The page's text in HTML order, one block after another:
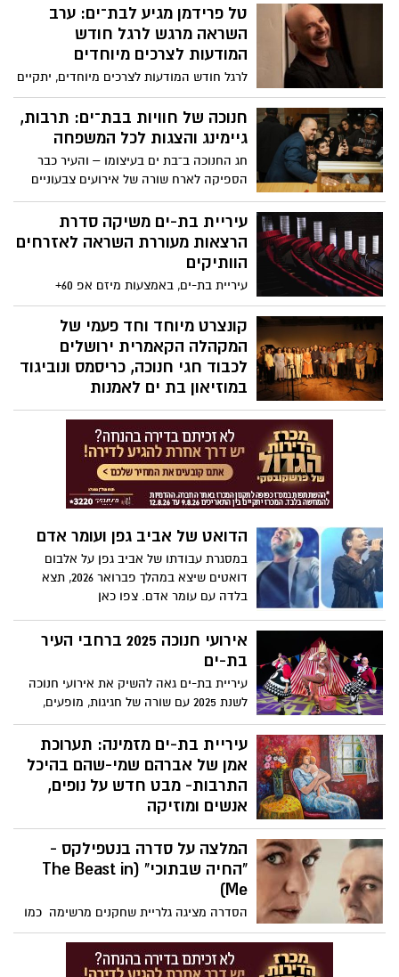
טל פרידמן מגיע לבת־ים: ערב
השראה מרגש לרגל חודש
המודעות לצרכים מיוחדים
לרגל חודש המודעות לצרכים מיוחדים, יתקיים
ב־בת ים ערב ייחודי ומעורר השראה
בהשתתפות הקומיקאי והשחקן טל פרידמן –
הפעם בלי מסכות, בלי דמויות ובלי חיקויים.
חנוכה של חוויות בבת־ים: תרבות,
גיימינג והצגות לכל המשפחה
חג החנוכה ב־בת ים בעיצומו – והעיר כבר
הספיקה לארח שורה של אירועים צבעוניים
וסוחפים שמילאו את הימים האחרונים
באנרגיות, חיוכים והמון אור.
עיריית בת-ים משיקה סדרת
הרצאות מעוררת השראה לאזרחים
הוותיקים
עיריית בת-ים, באמצעות מיזם אפ 60+
ובשיתוף היכל התרבות בת-ים, משיקה סדרת
הרצאות חדשה וייחודית לאזרחים הוותיקים
בעיר - "בוקר טוב לגיל השלישי, מדובר
בסדרת הרצאות בוקר המשלבת תוכן איכותי,
עומק רגשי וחיבור אנושי, ומבקשת להעניק לא
רק ידע אלא גם משמעות והשראה.
קונצרט מיוחד וחד פעמי של
המקהלה הקאמרית ירושלים
לכבוד חגי חנוכה, כריסמס ונוביגוד
במוזיאון בת ים לאמנות
מוזיאון בת ים לאמנות מזמין את הקהל
לקונצרט חגיגי ומרגש במיוחד לרגל חגי החורף
– חנוכה, כריסמס ונוביגוד, עם הופעתה של
המקהלה הקאמרית ירושלים, מהמקהלות
הידועות, האיכותיות והאהובות בישראל.
הדואט של אביב גפן ועומר אדם
במסגרת עבודתו של אביב גפן על אלבום
דואטים שיצא במהלך פברואר 2026, תצא
בלדה עם עומר אדם. צפו כאן
אירועי חנוכה 2025 ברחבי העיר
בת-ים
עיריית בת-ים גאה להשיק את אירועי חנוכה
לשנת 2025 עם שורה של חגיגות, מופעים,
פעילויות קהילתיות ואירועי תרבות שימלאו
את העיר באור ובשמחה. גם השנה יש דגש על
חוויות איכותיות לכל גיל, נגישות לכל משפחה
ומגוון עשיר של תכנים המתקיימים במרכזים
השונים ברחבי העיר
עיריית בת-ים מזמינה: תערוכת
אמן של אברהם שמי-שהם בהיכל
התרבות- מבט חדש על נופים,
אנשים ומוזיקה
עיריית בת-ים והיכל התרבות מזמינים את
תושבי העיר ואוהבי האמנות מכל הארץ
לחוויה מקיפה ומרגשת- תערוכת יחיד
רטרוספקטיבית של האמן הוותיק אברהם
ותפרוס יריעה רחבה של עולמותיו האמנותיים,
כפי שנבנו לאורך שנות יצירתו.
המלצה על סדרה בנטפילקס -
"החיה שבתוכי" (The Beast in
Me)
הסדרה מציגה גלריית שחקנים מרשימה כמו
קלייר דיינס ומתיו ריס, שכיכב בדרמת הריגול
"האמריקאים", ג'ונתן בנקס, מ"שובר שורות"
ו"סמוך על סול" ועוד.